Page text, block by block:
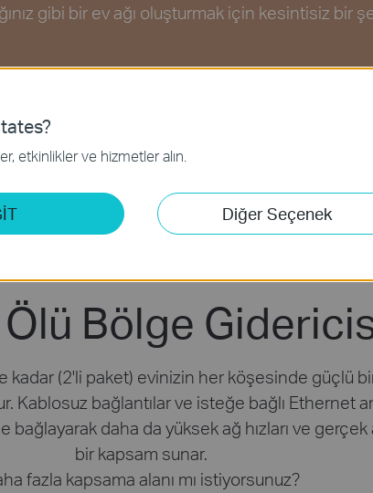
gibi bir ev ağı oluşturmak için kesintisiz bir
İki Mod
Bir Arada
Kurulum
Bölge
kadar (2'li paket) evinizin her köşesinde güçlü
bağlantılar ve isteğe bağlı Ethernet
bağlayarak daha da yüksek ağ hızları ve
bir kapsam sunar.
fazla kapsama alanı mı istiyorsunuz?
etkinlikler ve hizmetler alın.
Diğer Seçenek